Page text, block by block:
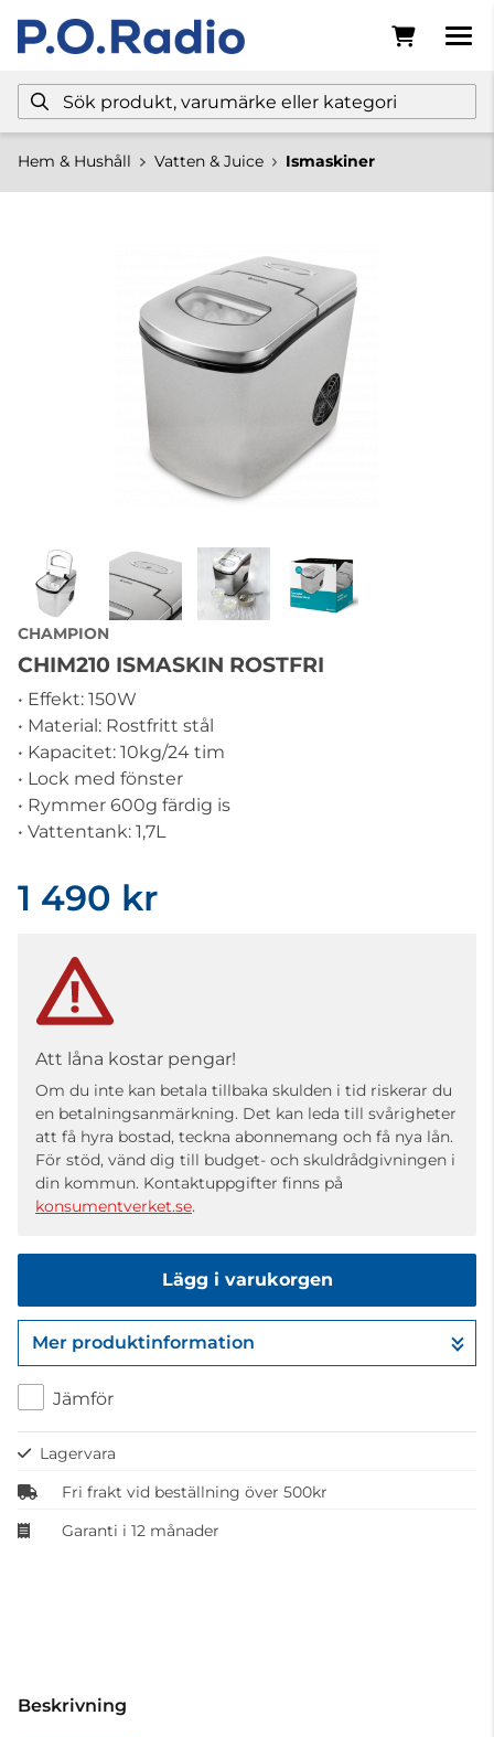
Hem & Hushåll Vatten & Juice Ismaskiner
CHAMPION
CHIM210 ISMASKIN ROSTFRI
• Effekt: 150W
• Material: Rostfritt stål
• Kapacitet: 10kg/24 tim
• Lock med fönster
• Rymmer 600g färdig is
• Vattentank: 1,7L
1 490 kr
Att låna kostar pengar!
Om du inte kan betala tillbaka skulden i tid riskerar du
en betalningsanmärkning. Det kan leda till svårigheter
att få hyra bostad, teckna abonnemang och få nya lån.
För stöd, vänd dig till budget- och skuldrådgivningen i
din kommun. Kontaktuppgifter finns på
konsumentverket.se.
Lägg i varukorgen
Gå till kassan
Mer produktinformation
Jämför
Lagervara
Fri frakt vid beställning över 500kr
Garanti i 12 månader
Beskrivning